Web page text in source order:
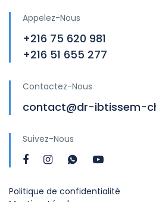
Appelez-Nous
+216 75 620 981
+216 51 655 277
Contactez-Nous
contact@dr-ibtissem-
Suivez-Nous
Politique de confidentialité